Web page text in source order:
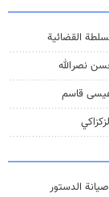
القضائیة
نصرالله
قاسم
الدستور